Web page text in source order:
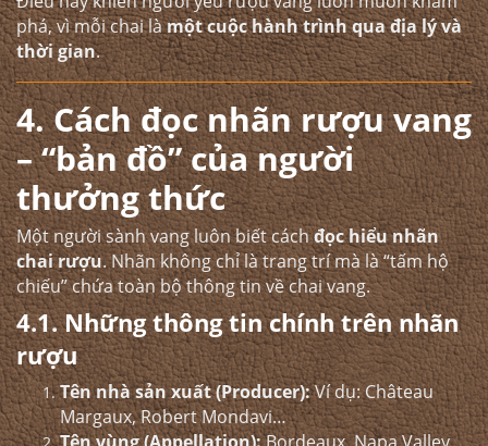
phá, vì mỗi chai làmột cuộc hành trình qua địa lý và
thời gian.
4. Cách đọc nhãn rượu vang
– “bản đồ” của người
thưởng thức
Một người sành vang luôn biết cáchđọc hiểu nhãn
chai rượu. Nhãn không chỉ là trang trí mà là “tấm hộ
chiếu” chứa toàn bộ thông tin về chai vang.
4.1. Những thông tin chính trên nhãn
rượu
Tên nhà sản xuất (Producer):Ví dụ: Château
Margaux, Robert Mondavi…